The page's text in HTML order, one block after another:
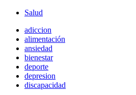
Salud
adiccion
alimentación
ansiedad
bienestar
deporte
depresion
discapacidad